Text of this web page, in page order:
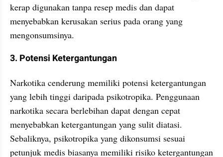
kerap digunakan tanpa resep medis dan dapat
menyebabkan kerusakan serius pada orang yang
mengonsumsinya.
3. Potensi Ketergantungan
Narkotika cenderung memiliki potensi ketergantungan
yang lebih tinggi daripada psikotropika. Penggunaan
narkotika secara berlebihan dapat dengan cepat
menyebabkan ketergantungan yang sulit diatasi.
Sebaliknya, psikotropika yang dikonsumsi sesuai
petunjuk medis biasanya memiliki risiko ketergantungan